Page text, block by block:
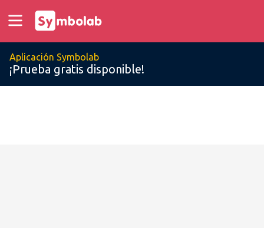
Aplicación Symbolab
¡Prueba gratis disponible!